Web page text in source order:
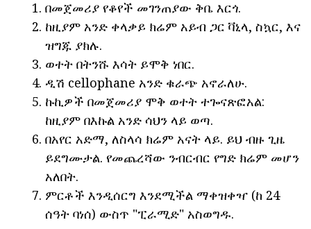
በመጀመሪያ የቆየች መገንጠያው ቅቤ እርጎ.
ከዚያም አንድ ቀላቃይ ክሬም አይብ ጋር ቫኒላ, ስኳር, እና
ዝግጁ ያክሉ.
ወተት በትንሹ እሳት ይሞቅ ነበር.
ዲሽ cellophane አንድ ቁራጭ አኖራለሁ.
ኩኪዎች በመጀመሪያ ሞቅ ወተት ተጐናጽፎአል:
ከዚያም በእኩል አንድ ሳህን ላይ ወጣ.
በአየር አድማ, ለስላሳ ክሬም አናት ላይ. ይህ ብዙ ጊዜ
ይደግሙታል. የመጨረሻው ንብርብር የግድ ክሬም መሆን
አለበት.
ምርቶች እንዲሰርግ እንደሚችል ማቀዝቀዣ (ከ 24
ሰዓት ባነሰ) ውስጥ "ፒራሚድ" አስወግዱ.